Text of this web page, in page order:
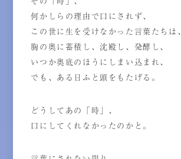
何かしらの理由で口にされず、
この世に生を受けなかった言葉たちは、
胸の奥に蓄積し、沈殿し、発酵し、
いつか奥底のほうにしまい込まれ、
でも、ある日ふと頭をもたげる。
どうしてあの「時」、
口にしてくれなかったのかと。